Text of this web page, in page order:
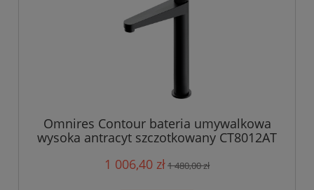
Omnires Contour bateria umywalkowa
wysoka antracyt szczotkowany CT8012AT
1 006,40 zł1 480,00 zł